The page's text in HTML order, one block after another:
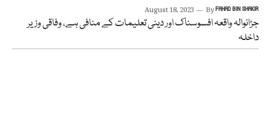
August 18, 2023 ByFAHAD BIN SHAKIR
جڑانوالہ واقعہ افسوسناک اور دینی تعلیمات کے منافی ہے، وفاقی وزیر
داخلہ